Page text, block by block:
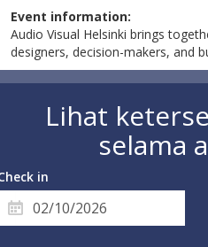
Event information:
Audio Visual Helsinki brings
designers, decision-makers, and
Lihat
selama
in